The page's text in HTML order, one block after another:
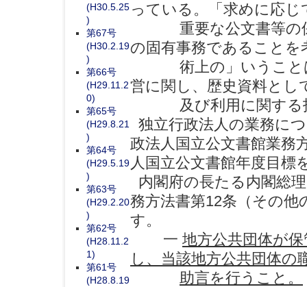
っている。「求めに応
重要な公文書等の保
の固有事務であること
術上の」いうことは
営に関し、歴史資料とし
及び利用に関する技
独立行政法人の業務に
政法人国立公文書館業務
人国立公文書館年度目標
内閣府の長たる内閣総
務方法書第12条（その
す。
一 地方公共団体が
し、当該地方公共団体の
助言を行うこと。
(H30.5.25
)
第67号
(H30.2.19
)
第66号
(H29.11.2
0)
第65号
(H29.8.21
)
第64号
(H29.5.19
)
第63号
(H29.2.20
)
第62号
(H28.11.2
1)
第61号
(H28.8.19